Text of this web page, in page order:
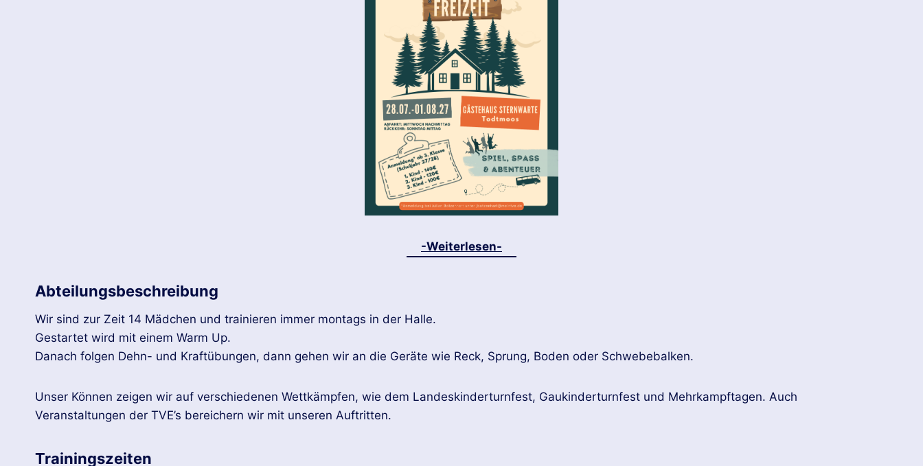
-Weiterlesen-
Abteilungsbeschreibung
Wir sind zur Zeit 14 Mädchen und trainieren immer montags in der Halle.
Gestartet wird mit einem Warm Up.
Danach folgen Dehn- und Kraftübungen, dann gehen wir an die Geräte wie Reck, Sprung, Boden oder Schwebebalken.
Unser Können zeigen wir auf verschiedenen Wettkämpfen, wie dem Landeskinderturnfest, Gaukinderturnfest und Mehrkampftagen. Auch
Veranstaltungen der TVE’s bereichern wir mit unseren Auftritten.
Trainingszeiten